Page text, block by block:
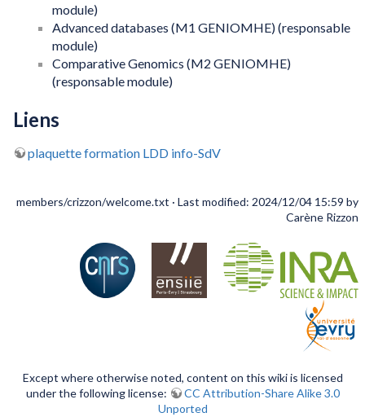
module)
Advanced databases (M1 GENIOMHE) (responsable
module)
Comparative Genomics (M2 GENIOMHE)
(responsable module)
Liens
plaquette formation LDD info-SdV
members/crizzon/welcome.txt · Last modified: 2024/12/04 15:59 by
Carène Rizzon
Except where otherwise noted, content on this wiki is licensed
under the following license:
CC Attribution-Share Alike 3.0
Unported